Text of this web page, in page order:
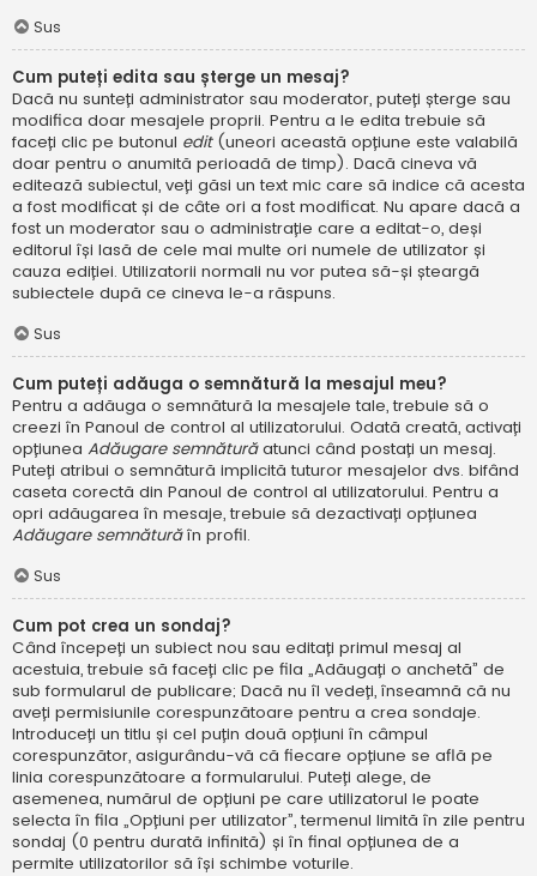
Sus
Cum puteți edita sau șterge un mesaj?
Dacă nu sunteți administrator sau moderator, puteți șterge sau
modifica doar mesajele proprii. Pentru a le edita trebuie să
faceți clic pe butonul edit (uneori această opțiune este valabilă
doar pentru o anumită perioadă de timp). Dacă cineva vă
editează subiectul, veți găsi un text mic care să indice că acesta
a fost modificat și de câte ori a fost modificat. Nu apare dacă a
fost un moderator sau o administrație care a editat-o, deși
editorul își lasă de cele mai multe ori numele de utilizator și
cauza ediției. Utilizatorii normali nu vor putea să-și șteargă
subiectele după ce cineva le-a răspuns.
Sus
Cum puteți adăuga o semnătură la mesajul meu?
Pentru a adăuga o semnătură la mesajele tale, trebuie să o
creezi în Panoul de control al utilizatorului. Odată creată, activați
opțiunea Adăugare semnăturăatunci când postați un mesaj.
Puteți atribui o semnătură implicită tuturor mesajelor dvs. bifând
caseta corectă din Panoul de control al utilizatorului. Pentru a
opri adăugarea în mesaje, trebuie să dezactivați opțiunea
Adăugare semnăturăîn profil.
Sus
Cum pot crea un sondaj?
Când începeți un subiect nou sau editați primul mesaj al
acestuia, trebuie să faceți clic pe fila „Adăugați o anchetă” de
sub formularul de publicare; Dacă nu îl vedeți, înseamnă că nu
aveți permisiunile corespunzătoare pentru a crea sondaje.
Introduceți un titlu și cel puțin două opțiuni în câmpul
corespunzător, asigurându-vă că fiecare opțiune se află pe
linia corespunzătoare a formularului. Puteți alege, de
asemenea, numărul de opțiuni pe care utilizatorul le poate
selecta în fila „Opțiuni per utilizator”, termenul limită în zile pentru
sondaj (0 pentru durată infinită) și în final opțiunea de a
permite utilizatorilor să își schimbe voturile.